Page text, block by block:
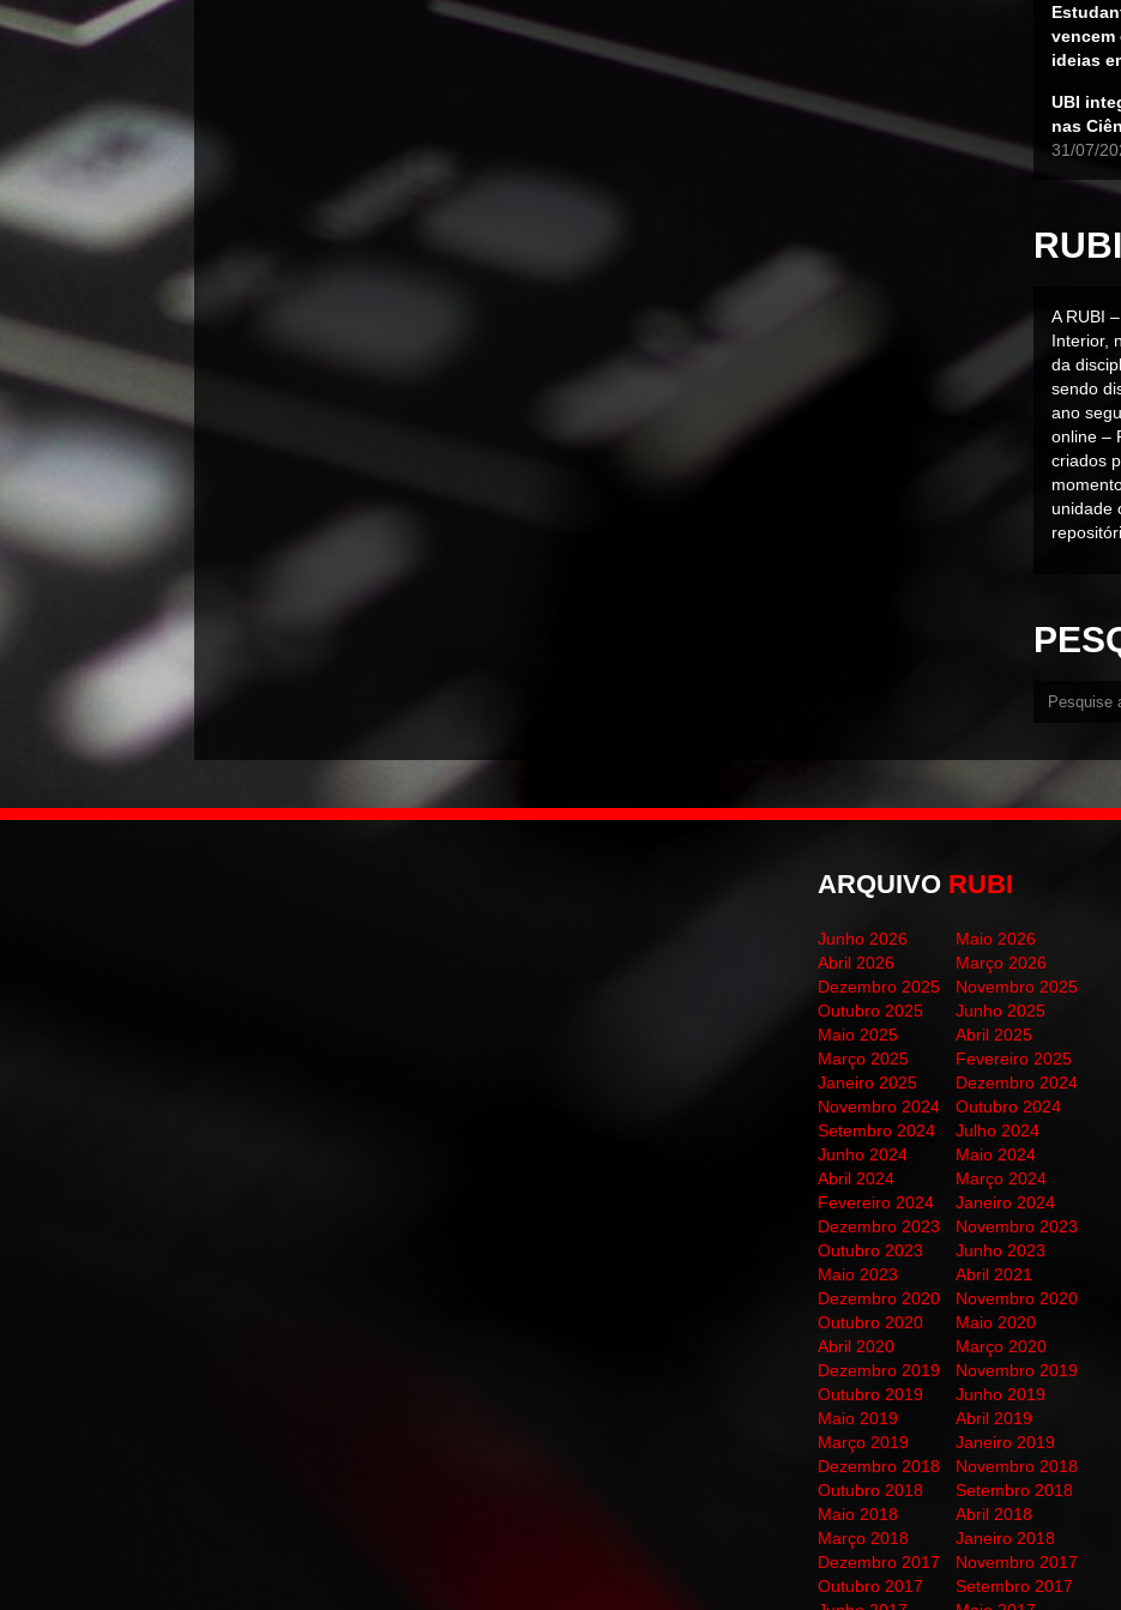
ideias
UBI
nas
31/07/
RUBI
A RUBI
Interior,
da
sendo
ano
online –
criados
unidade
ARQUIVO RUBI
Junho 2026
Maio 2026
Abril 2026
Março 2026
Dezembro 2025
Novembro 2025
Outubro 2025
Junho 2025
Maio 2025
Abril 2025
Março 2025
Fevereiro 2025
Janeiro 2025
Dezembro 2024
Novembro 2024
Outubro 2024
Setembro 2024
Julho 2024
Junho 2024
Maio 2024
Abril 2024
Março 2024
Fevereiro 2024
Janeiro 2024
Dezembro 2023
Novembro 2023
Outubro 2023
Junho 2023
Maio 2023
Abril 2021
Dezembro 2020
Novembro 2020
Outubro 2020
Maio 2020
Abril 2020
Março 2020
Dezembro 2019
Novembro 2019
Outubro 2019
Junho 2019
Maio 2019
Abril 2019
Março 2019
Janeiro 2019
Dezembro 2018
Novembro 2018
Outubro 2018
Setembro 2018
Maio 2018
Abril 2018
Março 2018
Janeiro 2018
Dezembro 2017
Novembro 2017
Outubro 2017
Setembro 2017